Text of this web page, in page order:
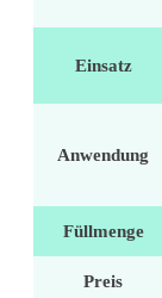
Einsatz
Anwendung
Füllmenge
Preis